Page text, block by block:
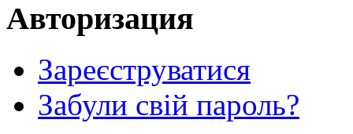
Авторизация
Зареєструватися
Забули свій пароль?